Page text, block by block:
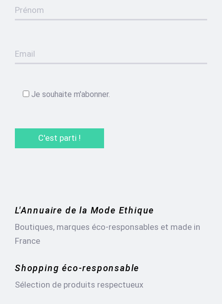
Je souhaite m'abonner.
L'Annuaire de la Mode Ethique
Boutiques, marques éco-responsables et made in
France
Shopping éco-responsable
Sélection de produits respectueux